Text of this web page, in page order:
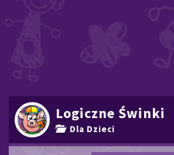
Logiczne Świnki
Dla Dzieci